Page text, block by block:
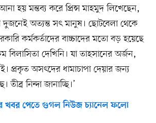
হয় মন্তব্য করে প্রিন্স মাহমুদ লিখেছেন,
দুজনেই অত্যন্ত সৎ মানুষ। ছোটবেলা থেকে
কর্মকর্তাদের বাচ্চাদের মতো বড় হয়েছে
দেখিনি। যা তাহসানের অর্জন,
প্রকৃত অসৎদের ধামাচাপা দেয়ার জন্য
নিন্দা জানাচ্ছি।’
খবর পেতে গুগল নিউজ চ্যানেল ফলো